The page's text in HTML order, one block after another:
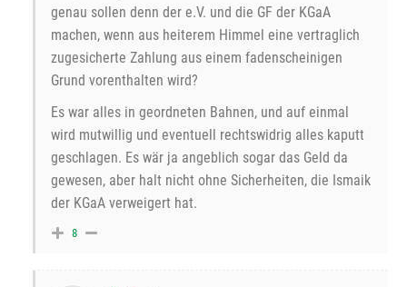
genau sollen denn der e.V. und die GF der KGaA
machen, wenn aus heiterem Himmel eine vertraglich
zugesicherte Zahlung aus einem fadenscheinigen
Grund vorenthalten wird?
Es war alles in geordneten Bahnen, und auf einmal
wird mutwillig und eventuell rechtswidrig alles kaputt
geschlagen. Es wär ja angeblich sogar das Geld da
gewesen, aber halt nicht ohne Sicherheiten, die Ismaik
der KGaA verweigert hat.
8